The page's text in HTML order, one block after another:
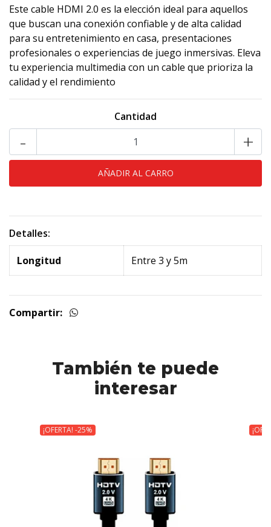
Este cable HDMI 2.0 es la elección ideal para aquellos
que buscan una conexión confiable y de alta calidad
para su entretenimiento en casa, presentaciones
profesionales o experiencias de juego inmersivas. Eleva
tu experiencia multimedia con un cable que prioriza la
calidad y el rendimiento
Cantidad
- +
Detalles:
Longitud Entre 3 y 5m
Compartir:
También te puede
interesar
¡OFERTA! -25%